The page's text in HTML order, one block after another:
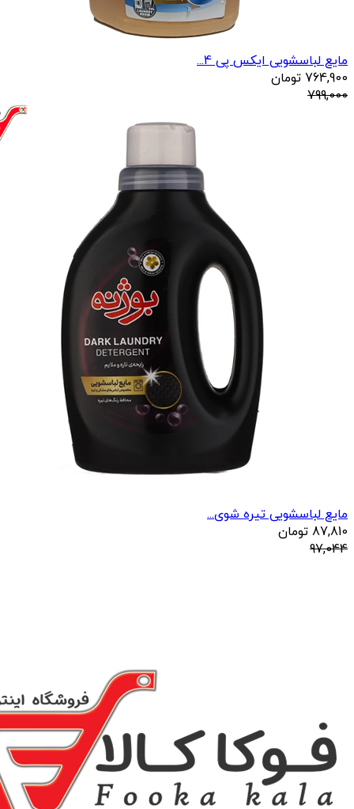
مایع لباسشویی ایکس پی 4...
764,900 تومان
799,000
مایع لباسشویی تیره شوی...
87,810 تومان
97,044